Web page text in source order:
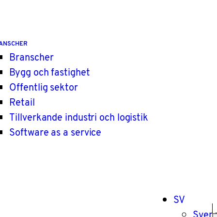
Branscher
Bygg och fastighet
Offentlig sektor
Retail
Tillverkande industri och logistik
Software as a service
SV